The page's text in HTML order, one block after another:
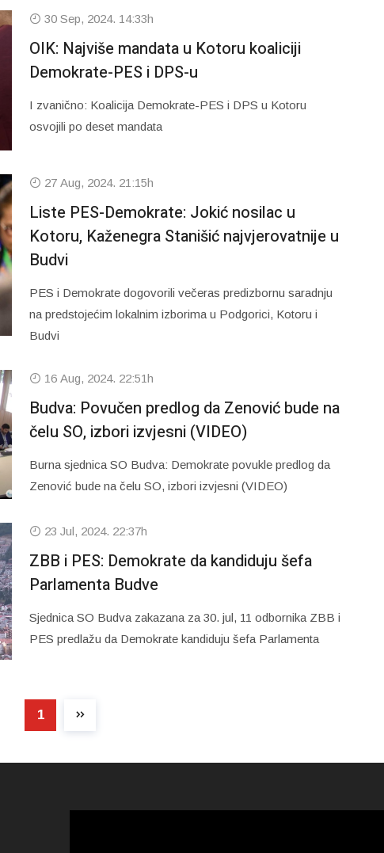
30 Sep, 2024. 14:33h
OIK: Najviše mandata u Kotoru koaliciji
Demokrate-PES i DPS-u
I zvanično: Koalicija Demokrate-PES i DPS u Kotoru
osvojili po deset mandata
27 Aug, 2024. 21:15h
Liste PES-Demokrate: Jokić nosilac u
Kotoru, Kaženegra Stanišić najvjerovatnije u
Budvi
PES i Demokrate dogovorili večeras predizbornu saradnju
na predstojećim lokalnim izborima u Podgorici, Kotoru i
Budvi
16 Aug, 2024. 22:51h
Budva: Povučen predlog da Zenović bude na
čelu SO, izbori izvjesni (VIDEO)
Burna sjednica SO Budva: Demokrate povukle predlog da
Zenović bude na čelu SO, izbori izvjesni (VIDEO)
23 Jul, 2024. 22:37h
ZBB i PES: Demokrate da kandiduju šefa
Parlamenta Budve
Sjednica SO Budva zakazana za 30. jul, 11 odbornika ZBB i
PES predlažu da Demokrate kandiduju šefa Parlamenta
1